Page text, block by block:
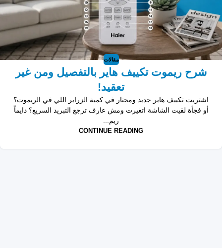
مقالات
شرح ريموت تكييف هاير بالتفصيل ومن غير
تعقيد!
اشتريت تكييف هاير جديد ومحتار في كمية الزراير اللي في الريموت؟
أو فجأة لقيت الشاشة اتغيرت ومش عارف ترجع التبريد السريع؟ دايماً
ريم...
CONTINUE READING